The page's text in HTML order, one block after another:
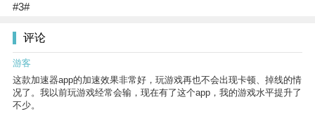
#3#
评论
游客
这款加速器app的加速效果非常好，玩游戏再也不会出现卡顿、掉线的情
况了。我以前玩游戏经常会输，现在有了这个app，我的游戏水平提升了
不少。